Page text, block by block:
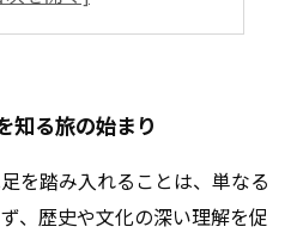
知る旅の始まり
を踏み入れることは、単なる
、歴史や文化の深い理解を促